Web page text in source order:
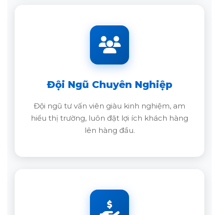
Đội Ngũ Chuyên Nghiệp
Đội ngũ tư vấn viên giàu kinh nghiệm, am
hiểu thị trường, luôn đặt lợi ích khách hàng
lên hàng đầu.